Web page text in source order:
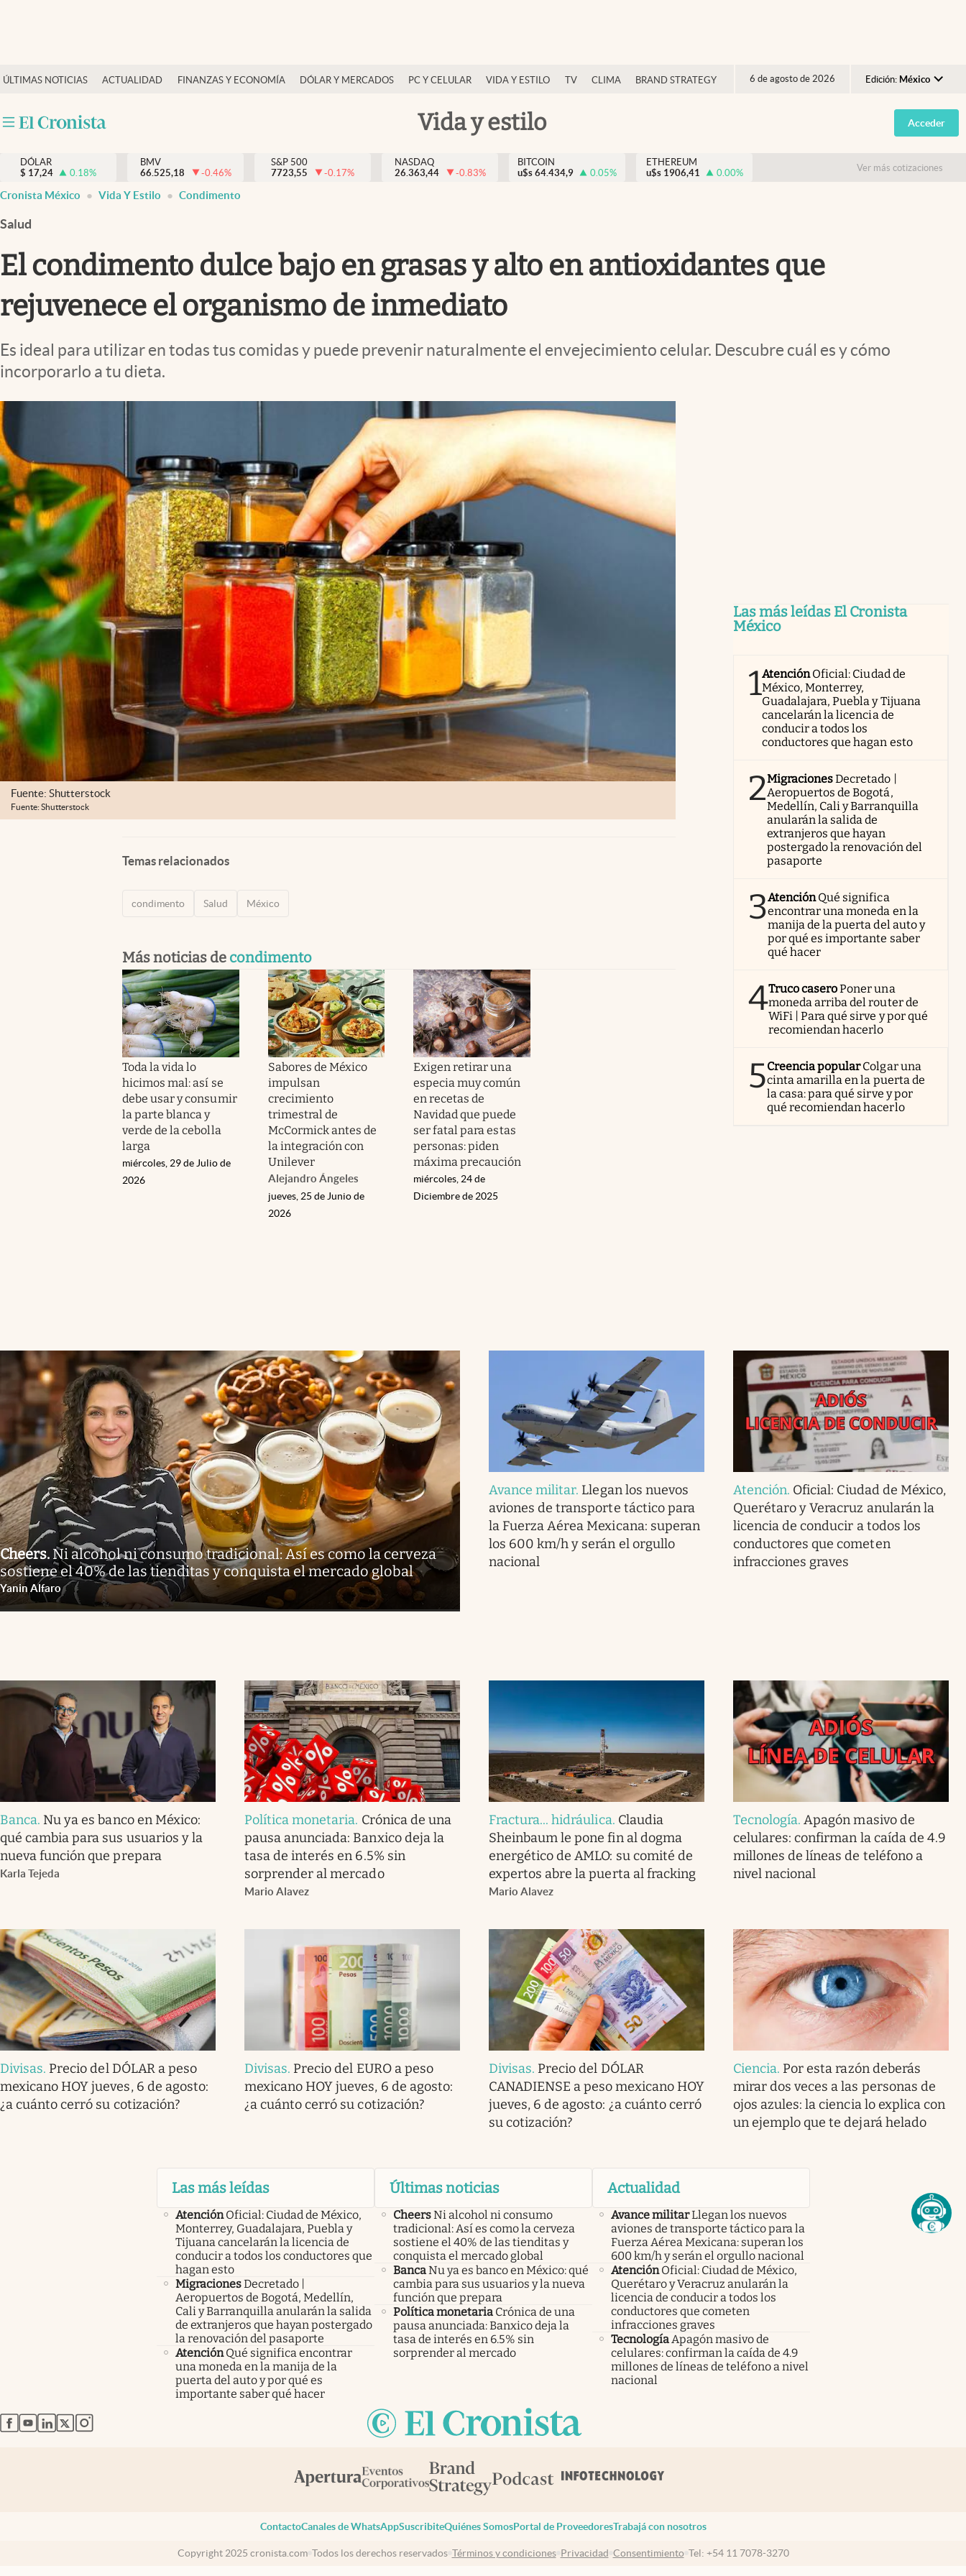
ÚLTIMAS NOTICIAS ACTUALIDAD FINANZAS Y ECONOMÍA DÓLAR Y MERCADOS PC Y CELULAR VIDA Y ESTILO TV CLIMA BRAND STRATEGY 6 de agosto de 2026 Edición: México
Argentina
España
USA
Vida y estilo
Actualidad
Internacionales
Opinión
Brand Strategy
Vida y estilo
Tv
Espiritualidad
abre en nueva pestaña
Acceder
DÓLAR
$ 17,24 0.18%
BMV
66.525,18
-0.46%
S&P 500
7723,55
-0.17%
NASDAQ
26.363,44
-0.83%
BITCOIN
u$s 64.434,9 0.05%
ETHEREUM
u$s 1906,41 0.00% Ver más cotizaciones
Cronista México Vida Y Estilo Condimento
Salud
El condimento dulce bajo en grasas y alto en antioxidantes que
rejuvenece el organismo de inmediato
Es ideal para utilizar en todas tus comidas y puede prevenir naturalmente el envejecimiento celular. Descubre cuál es y cómo
incorporarlo a tu dieta.
Fuente: Shutterstock
Fuente: Shutterstock
Temas relacionados
condimento Salud México
Más noticias de condimento
Toda la vida lo
hicimos mal: así se
debe usar y consumir
la parte blanca y
verde de la cebolla
larga
miércoles, 29 de Julio de
2026
Sabores de México
impulsan
crecimiento
trimestral de
McCormick antes de
la integración con
Unilever
Alejandro Ángeles
jueves, 25 de Junio de
2026
Exigen retirar una
especia muy común
en recetas de
Navidad que puede
ser fatal para estas
personas: piden
máxima precaución
miércoles, 24 de
Diciembre de 2025
Las más leídas El Cronista
México
1AtenciónOficial: Ciudad de
México, Monterrey,
Guadalajara, Puebla y Tijuana
cancelarán la licencia de
conducir a todos los
conductores que hagan esto
2MigracionesDecretado |
Aeropuertos de Bogotá,
Medellín, Cali y Barranquilla
anularán la salida de
extranjeros que hayan
postergado la renovación del
pasaporte
3AtenciónQué significa
encontrar una moneda en la
manija de la puerta del auto y
por qué es importante saber
qué hacer
4Truco caseroPoner una
moneda arriba del router de
WiFi | Para qué sirve y por qué
recomiendan hacerlo
5Creencia popularColgar una
cinta amarilla en la puerta de
la casa: para qué sirve y por
qué recomiendan hacerlo
Cheers. Ni alcohol ni consumo tradicional: Así es como la cerveza
sostiene el 40% de las tienditas y conquista el mercado global
Yanin Alfaro
Avance militar. Llegan los nuevos
aviones de transporte táctico para
la Fuerza Aérea Mexicana: superan
los 600 km/h y serán el orgullo
nacional
Atención. Oficial: Ciudad de México,
Querétaro y Veracruz anularán la
licencia de conducir a todos los
conductores que cometen
infracciones graves
Banca. Nu ya es banco en México:
qué cambia para sus usuarios y la
nueva función que prepara
Karla Tejeda
Política monetaria. Crónica de una
pausa anunciada: Banxico deja la
tasa de interés en 6.5% sin
sorprender al mercado
Mario Alavez
Fractura... hidráulica. Claudia
Sheinbaum le pone fin al dogma
energético de AMLO: su comité de
expertos abre la puerta al fracking
Mario Alavez
Tecnología.Apagón masivo de
celulares: confirman la caída de 4.9
millones de líneas de teléfono a
nivel nacional
Divisas. Precio del DÓLAR a peso
mexicano HOY jueves, 6 de agosto:
¿a cuánto cerró su cotización?
Divisas. Precio del EURO a peso
mexicano HOY jueves, 6 de agosto:
¿a cuánto cerró su cotización?
Divisas. Precio del DÓLAR
CANADIENSE a peso mexicano HOY
jueves, 6 de agosto: ¿a cuánto cerró
su cotización?
Ciencia. Por esta razón deberás
mirar dos veces a las personas de
ojos azules: la ciencia lo explica con
un ejemplo que te dejará helado
Las más leídas
Atención Oficial: Ciudad de México,
Monterrey, Guadalajara, Puebla y
Tijuana cancelarán la licencia de
conducir a todos los conductores que
hagan esto
MigracionesDecretado |
Aeropuertos de Bogotá, Medellín,
Cali y Barranquilla anularán la salida
de extranjeros que hayan postergado
la renovación del pasaporte
Atención Qué significa encontrar
una moneda en la manija de la
puerta del auto y por qué es
importante saber qué hacer
Últimas noticias
CheersNi alcohol ni consumo
tradicional: Así es como la cerveza
sostiene el 40% de las tienditas y
conquista el mercado global
BancaNu ya es banco en México: qué
cambia para sus usuarios y la nueva
función que prepara
Política monetaria Crónica de una
pausa anunciada: Banxico deja la
tasa de interés en 6.5% sin
sorprender al mercado
Actualidad
Avance militarLlegan los nuevos
aviones de transporte táctico para la
Fuerza Aérea Mexicana: superan los
600 km/h y serán el orgullo nacional
Atención Oficial: Ciudad de México,
Querétaro y Veracruz anularán la
licencia de conducir a todos los
conductores que cometen
infracciones graves
Tecnología Apagón masivo de
celulares: confirman la caída de 4.9
millones de líneas de teléfono a nivel
nacional
abre en nueva pestaña
abre en nueva pestaña
abre en nueva pestaña
abre en nueva pestaña
abre en nueva pestaña
ContactoCanales de WhatsAppSuscribiteQuiénes SomosPortal de ProveedoresTrabajá con nosotros
Copyright 2025 cronista.com Todos los derechos reservados Términos y condiciones Privacidad Consentimiento Tel: +54 11 7078-3270